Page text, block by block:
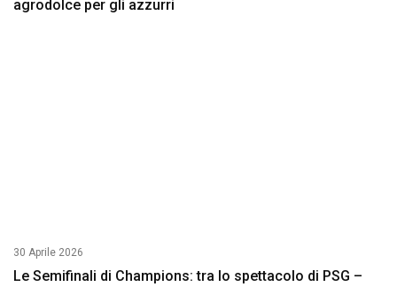
agrodolce per gli azzurri
30 Aprile 2026
Le Semifinali di Champions: tra lo spettacolo di PSG –